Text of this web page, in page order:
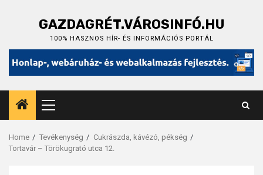
GAZDAGRÉT.VÁROSINFÓ.HU
100% HASZNOS HÍR- ÉS INFORMÁCIÓS PORTÁL
Primary
Menu
Home Tevékenység
Cukrászda, kávézó, pékség
Tortavár – Törökugrató utca 12.